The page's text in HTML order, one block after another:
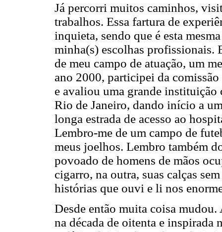
Já percorri muitos caminhos,
trabalhos. Essa fartura de
inquieta, sendo que é esta
minha(s) escolhas profissionais.
de meu campo de atuação, um
ano 2000, participei da
e avaliou uma grande instituição
Rio de Janeiro, dando início a
longa estrada de acesso ao
Lembro-me de um campo de
meus joelhos. Lembro também
povoado de homens de mãos
cigarro, na outra, suas calças
histórias que ouvi e li nos
Desde então muita coisa
na década de oitenta e